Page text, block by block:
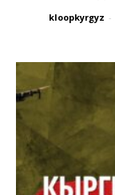
kloopkyrgyz -